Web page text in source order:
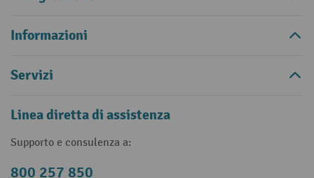
Informazioni
Servizi
Linea diretta di assistenza
Supporto e consulenza a:
800 257 850